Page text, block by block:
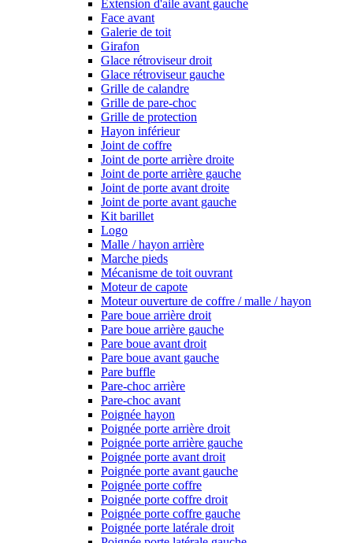
Extension d'aile avant gauche
Face avant
Galerie de toit
Girafon
Glace rétroviseur droit
Glace rétroviseur gauche
Grille de calandre
Grille de pare-choc
Grille de protection
Hayon inférieur
Joint de coffre
Joint de porte arrière droite
Joint de porte arrière gauche
Joint de porte avant droite
Joint de porte avant gauche
Kit barillet
Logo
Malle / hayon arrière
Marche pieds
Mécanisme de toit ouvrant
Moteur de capote
Moteur ouverture de coffre / malle / hayon
Pare boue arrière droit
Pare boue arrière gauche
Pare boue avant droit
Pare boue avant gauche
Pare buffle
Pare-choc arrière
Pare-choc avant
Poignée hayon
Poignée porte arrière droit
Poignée porte arrière gauche
Poignée porte avant droit
Poignée porte avant gauche
Poignée porte coffre
Poignée porte coffre droit
Poignée porte coffre gauche
Poignée porte latérale droit